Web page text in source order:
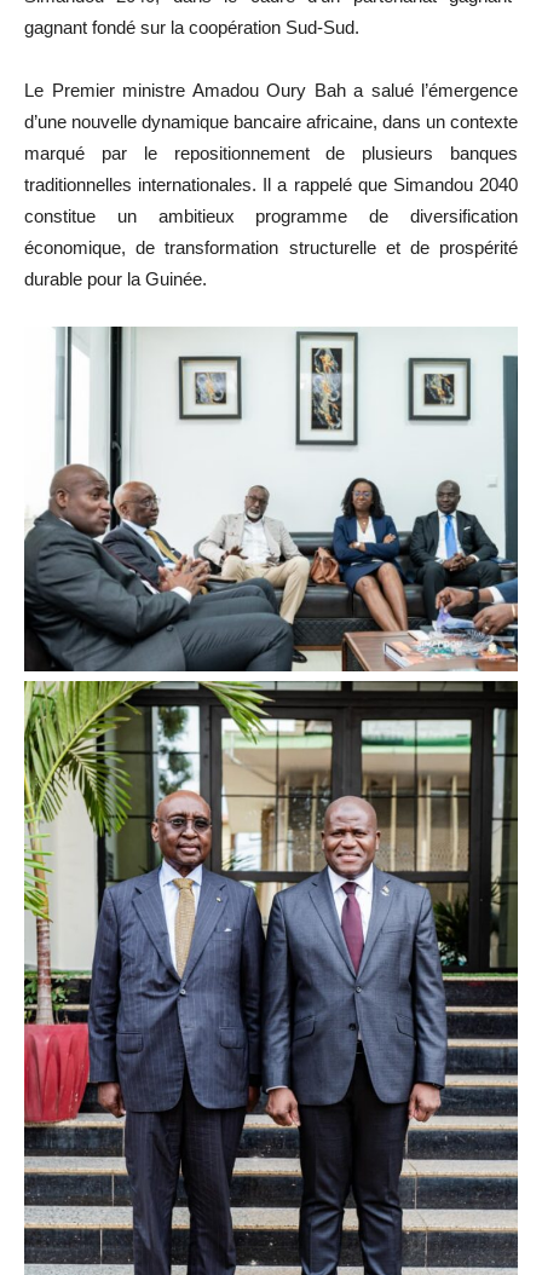
gagnant fondé sur la coopération Sud-Sud.
Le Premier ministre Amadou Oury Bah a salué l’émergence
d’une nouvelle dynamique bancaire africaine, dans un contexte
marqué par le repositionnement de plusieurs banques
traditionnelles internationales. Il a rappelé que Simandou 2040
constitue un ambitieux programme de diversification
économique, de transformation structurelle et de prospérité
durable pour la Guinée.